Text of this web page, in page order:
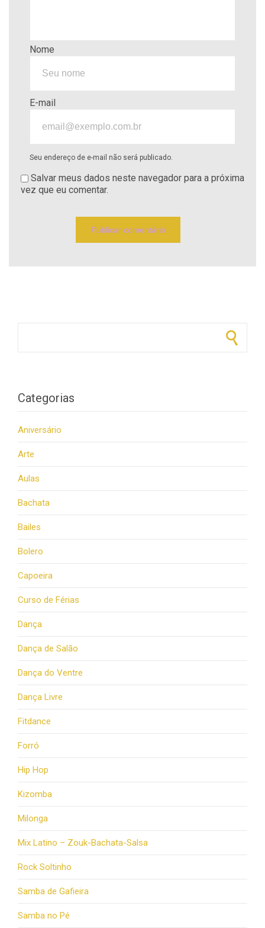
Nome
E-mail
Seu endereço de e-mail não será publicado.
Salvar meus dados neste navegador para a próxima
vez que eu comentar.
Categorias
Aniversário
Arte
Aulas
Bachata
Bailes
Bolero
Capoeira
Curso de Férias
Dança
Dança de Salão
Dança do Ventre
Dança Livre
Fitdance
Forró
Hip Hop
Kizomba
Milonga
Mix Latino – Zouk-Bachata-Salsa
Rock Soltinho
Samba de Gafieira
Samba no Pé